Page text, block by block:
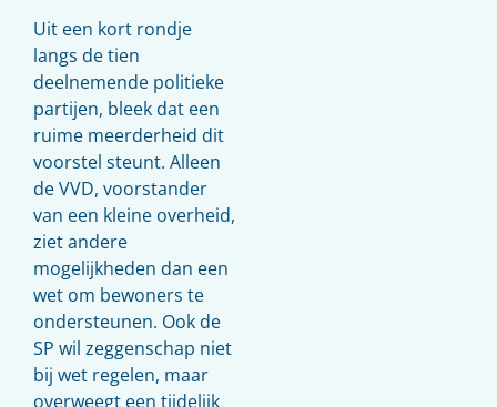
Uit een kort rondje
langs de tien
deelnemende politieke
partijen, bleek dat een
ruime meerderheid dit
voorstel steunt. Alleen
de VVD, voorstander
van een kleine overheid,
ziet andere
mogelijkheden dan een
wet om bewoners te
ondersteunen. Ook de
SP wil zeggenschap niet
bij wet regelen, maar
overweegt een tijdelijk